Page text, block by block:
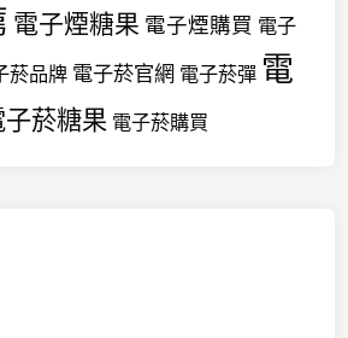
電子煙糖果 電子煙購買 電子
菸品牌 電子菸官網 電子菸彈 電
子菸糖果 電子菸購買